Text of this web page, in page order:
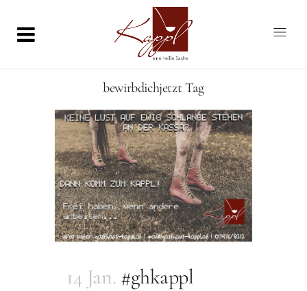
bewirbdichjetzt Tag
14 Jan. #ghkappl